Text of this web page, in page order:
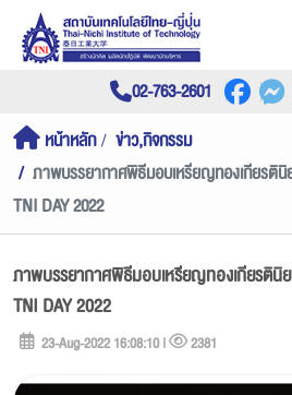
02-763-2601
หน้าหลัก
ข่าว,กิจกรรม
ภาพบรรยากาศพิธีมอบเหรียญทองเกียรตินิ
TNI DAY 2022
ภาพบรรยากาศพิธีมอบเหรียญทองเกียรตินิ
TNI DAY 2022
23-Aug-2022 16:08:10 | 2381